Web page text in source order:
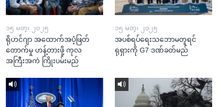
၁၅ မတ္၊ ၂၀၂၅
ရိုဟင်ဂျာ အထောက်အပံ့ဖြတ်
တောက်မှု ဟန့်တားဖို့ ကုလ
အကြီးအကဲ ကြိုးပမ်းမည်
၁၅ မတ္၊ ၂၀၂၅
အပစ်ရပ်ရေးသဘောမတူရင်
ရုရှားကို G7 ဒဏ်ခတ်မည်